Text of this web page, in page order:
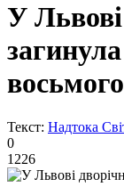
У
Текст: Надтока
0
1226